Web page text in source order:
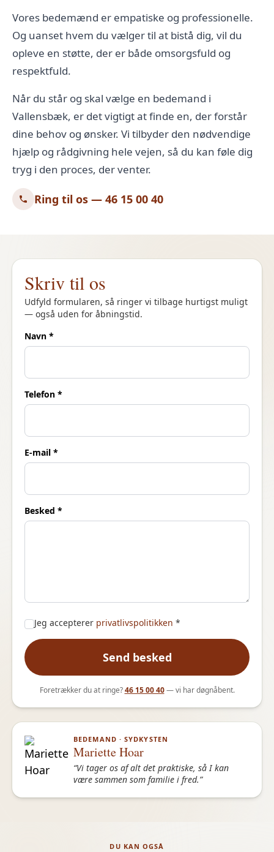
Vores bedemænd er empatiske og professionelle.
Og uanset hvem du vælger til at bistå dig, vil du
opleve en støtte, der er både omsorgsfuld og
respektfuld.
Når du står og skal vælge en bedemand i
Vallensbæk, er det vigtigt at finde en, der forstår
dine behov og ønsker. Vi tilbyder den nødvendige
hjælp og rådgivning hele vejen, så du kan føle dig
tryg i den proces, der venter.
Ring til os — 46 15 00 40
Skriv til os
Udfyld formularen, så ringer vi tilbage hurtigst muligt
— også uden for åbningstid.
Navn *
Telefon *
E-mail *
Besked *
Jeg accepterer privatlivspolitikken *
Send besked
Foretrækker du at ringe?46 15 00 40— vi har døgnåbent.
BEDEMAND · SYDKYSTEN
Mariette Hoar
“Vi tager os af alt det praktiske, så I kan
være sammen som familie i fred.”
DU KAN OGSÅ